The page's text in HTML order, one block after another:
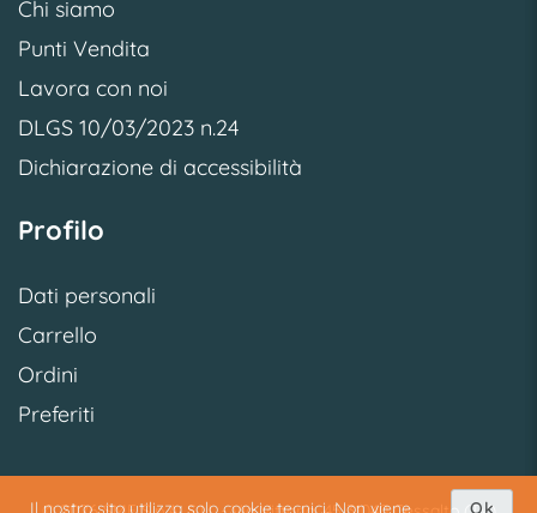
Il nostro sito utilizza solo cookie tecnici. Non viene Ok
Chi siamo
Punti Vendita
Lavora con noi
DLGS 10/03/2023 n.24
Dichiarazione di accessibilità
Profilo
Dati personali
Carrello
Ordini
Preferiti